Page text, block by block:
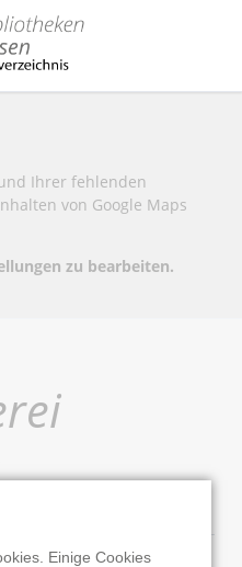
Ihrer fehlenden
von Google Maps
zu bearbeiten.
Einige Cookies